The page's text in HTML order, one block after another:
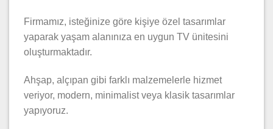
Firmamız, isteğinize göre kişiye özel tasarımlar
yaparak yaşam alanınıza en uygun TV ünitesini
oluşturmaktadır.
Ahşap, alçıpan gibi farklı malzemelerle hizmet
veriyor, modern, minimalist veya klasik tasarımlar
yapıyoruz.